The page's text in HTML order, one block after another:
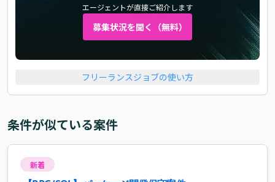
エージェントが直接ご紹介します
募集状況を聞く（無料）
フリーランスジョブの使い方
条件が似ている案件
新着